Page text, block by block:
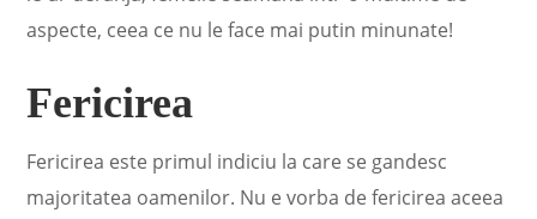
aspecte, ceea ce nu le face mai putin minunate!
Fericirea
Fericirea este primul indiciu la care se gandesc
majoritatea oamenilor. Nu e vorba de fericirea aceea